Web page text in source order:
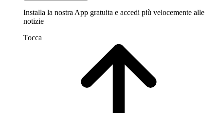
Installa la nostra App gratuita e accedi più velocemente alle
notizie
Tocca